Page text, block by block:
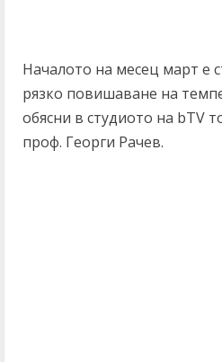
Началото на месец март е
рязко повишаване на
обясни в студиото на bTV
проф. Георги Рачев.